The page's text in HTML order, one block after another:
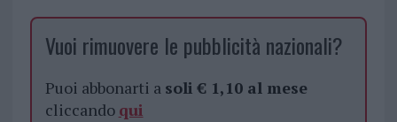
Vuoi rimuovere le pubblicità nazionali?
Puoi abbonarti a soli € 1,10 al mese
cliccando qui